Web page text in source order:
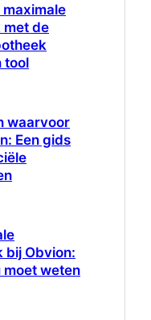
maximale
met de
tool
waarvoor
Een gids
bij Obvion:
moet weten